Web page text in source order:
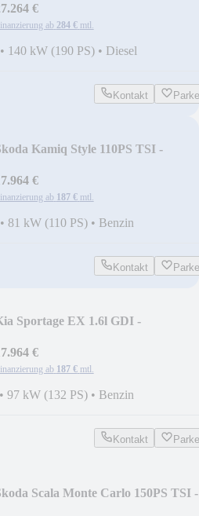
€
ab 284 € mtl.
• 140 kW (190 PS) • Diesel
Kontakt
Kamiq Style 110PS TSI -
€
ab 187 € mtl.
• 81 kW (110 PS) • Benzin
Kontakt
Sportage EX 1.6l GDI -
€
ab 187 € mtl.
• 97 kW (132 PS) • Benzin
Kontakt
Scala Monte Carlo 150PS TSI -